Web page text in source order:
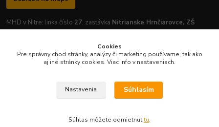
MHD v Nitre: linka číslo 27, zastávka Nitrianske Hrnčiarovce, ZŠ
Otváracie hodiny prevádzky:
Cookies
Pre správny chod stránky, analýzy či marketing používame, tak ako
aj iné stránky cookies. Viac info v nastaveniach.
Nastavenia Súhlasím
Súhlas môžete odmietnuťtu.